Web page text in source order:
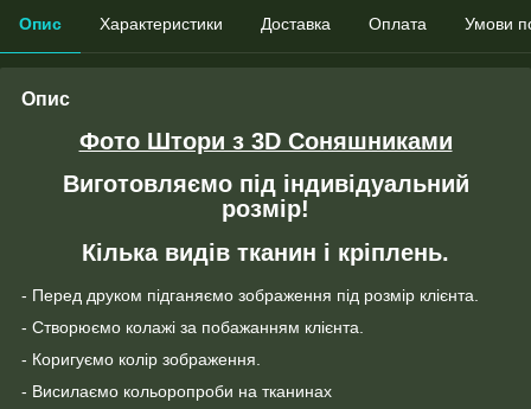
Опис Характеристики Доставка Оплата Умови
Опис
Фото Штори з 3D Соняшниками
Виготовляємо під індивідуальний
розмір!
Кілька видів тканин і кріплень.
- Перед друком підганяємо зображення під розмір клієнта.
- Створюємо колажі за побажанням клієнта.
- Коригуємо колір зображення.
- Висилаємо кольоропроби на тканинах